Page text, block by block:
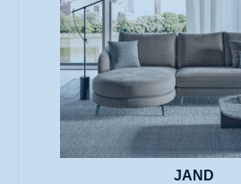
JAND